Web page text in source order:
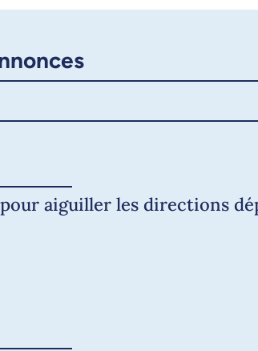
aiguiller les directions